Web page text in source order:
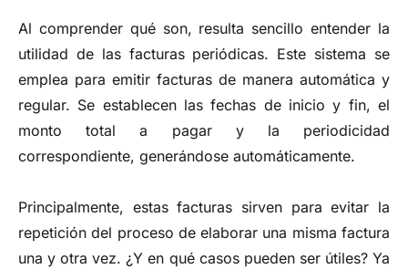
Al comprender qué son, resulta sencillo entender la
utilidad de las facturas periódicas. Este sistema se
emplea para emitir facturas de manera automática y
regular. Se establecen las fechas de inicio y fin, el
monto total a pagar y la periodicidad
correspondiente, generándose automáticamente.
Principalmente, estas facturas sirven para evitar la
repetición del proceso de elaborar una misma factura
una y otra vez. ¿Y en qué casos pueden ser útiles? Ya